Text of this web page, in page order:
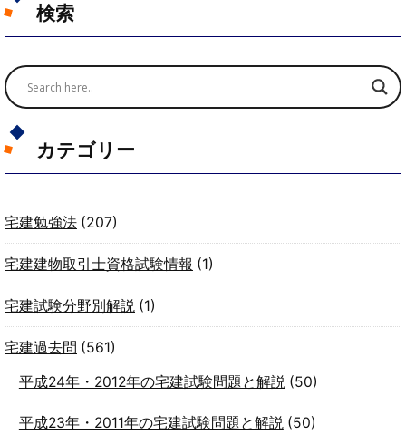
検索
カテゴリー
宅建勉強法 (207)
宅建建物取引士資格試験情報 (1)
宅建試験分野別解説 (1)
宅建過去問 (561)
平成24年・2012年の宅建試験問題と解説(50)
平成23年・2011年の宅建試験問題と解説(50)